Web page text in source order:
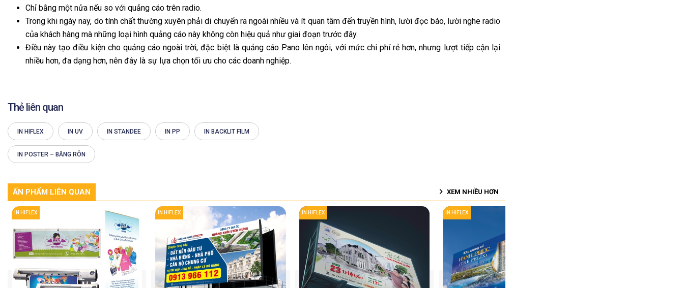
Chỉ bằng một nửa nếu so với quảng cáo trên radio.
Trong khi ngày nay, do tính chất thường xuyên phải di chuyển ra ngoài nhiều và ít quan tâm đến truyền hình, lười đọc báo, lười nghe radio
của khách hàng mà những loại hình quảng cáo này không còn hiệu quả như giai đoạn trước đây.
Điều này tạo điều kiện cho quảng cáo ngoài trời, đặc biệt là quảng cáo Pano lên ngôi, với mức chi phí rẻ hơn, nhưng lượt tiếp cận lại
nhiều hơn, đa dạng hơn, nên đây là sự lựa chọn tối ưu cho các doanh nghiệp.
Thẻ liên quan
IN HIFLEX IN UV IN STANDEE IN PP IN BACKLIT FILM
IN POSTER – BĂNG RÔN
ẤN PHẨM LIÊN QUAN XEM NHIỀU HƠN
IN HIFLEX IN HIFLEX IN HIFLEX IN HIFLEX